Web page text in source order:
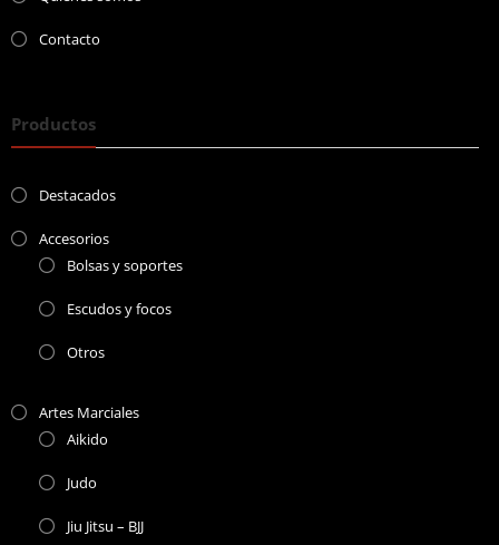
Contacto
Productos
Destacados
Accesorios
Bolsas y soportes
Escudos y focos
Otros
Artes Marciales
Aikido
Judo
Jiu Jitsu – BJJ